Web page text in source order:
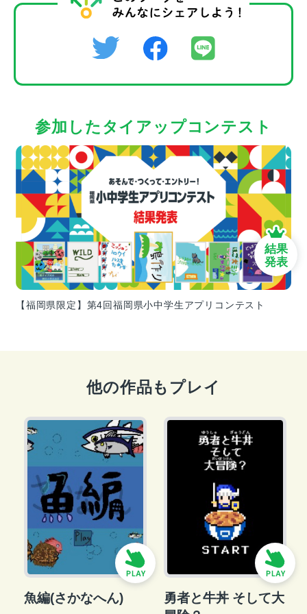
参加したタイアップコンテスト
【福岡県限定】第4回福岡県小中学生アプリコンテスト
結果
発表
他の作品もプレイ
魚編(さかなへん)
勇者と牛丼 そして大